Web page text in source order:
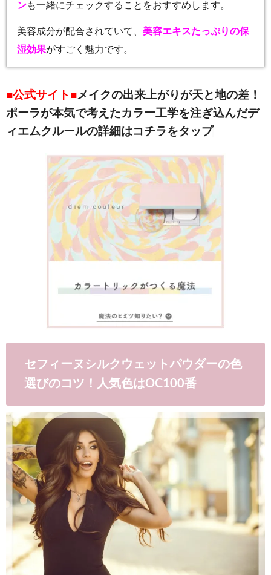
ンも一緒にチェックすることをおすすめします。
美容成分が配合されていて、 美容エキスたっぷりの保
湿効果がすごく魅力です。
■公式サイト■メイクの出来上がりが天と地の差！
ポーラが本気で考えたカラー工学を注ぎ込んだデ
ィエムクルールの詳細はコチラをタップ♩
セフィーヌシルクウェットパウダーの色
選びのコツ！人気色はOC100番